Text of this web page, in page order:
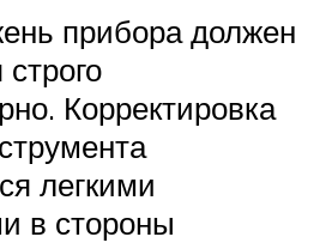
прибора должен
строго
Корректировка
легкими
в стороны